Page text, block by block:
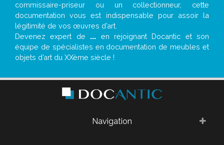
commissaire-priseur ou un collectionneur, cette
documentation vous est indispensable pour assoir la
légitimité de vos œuvres d’art.
Devenez expert de ... en rejoignant Docantic et son
équipe de spécialistes en documentation de meubles et
objets d’art du XXème siècle !
Navigation